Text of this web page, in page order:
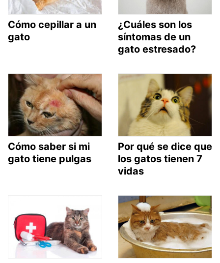
Cómo cepillar a un
gato
¿Cuáles son los
síntomas de un
gato estresado?
Cómo saber si mi
gato tiene pulgas
Por qué se dice que
los gatos tienen 7
vidas